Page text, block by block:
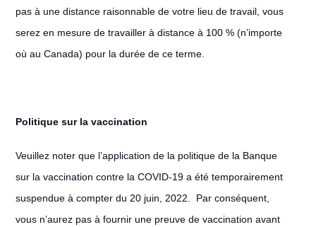
pas à une distance raisonnable de votre lieu de travail, vous
serez en mesure de travailler à distance à 100 % (n’importe
où au Canada) pour la durée de ce terme.
Politique sur la vaccination
Veuillez noter que l’application de la politique de la Banque
sur la vaccination contre la COVID-19 a été temporairement
suspendue à compter du 20 juin, 2022. Par conséquent,
vous n’aurez pas à fournir une preuve de vaccination avant